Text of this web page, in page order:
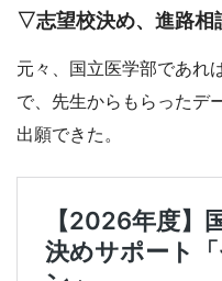
▽志望校決め、進路相
元々、国立医学部であれ
で、先生からもらったデ
出願できた。